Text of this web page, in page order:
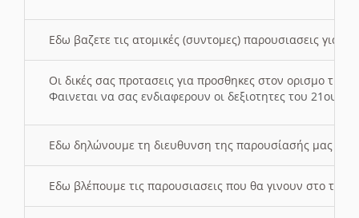
Εδω βαζετε τις ατομικές (συντομες) παρουσιασεις για
Οι δικές σας προτασεις για προσθηκες στον ορισμο
Φαινεται να σας ενδιαφερουν οι δεξιοτητες του 21ου
Εδω δηλώνουμε τη διευθυνση της παρουσίασής μας
Εδω βλέπουμε τις παρουσιασεις που θα γινουν στο